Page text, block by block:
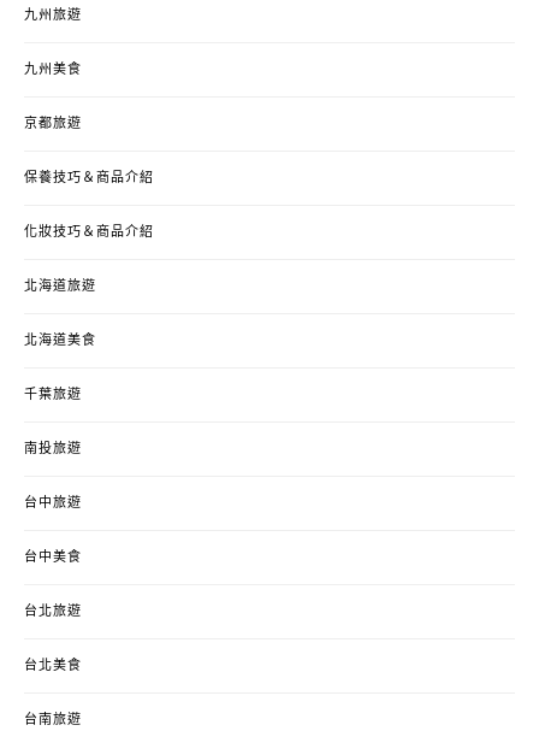
九州旅遊
九州美食
京都旅遊
保養技巧＆商品介紹
化妝技巧＆商品介紹
北海道旅遊
北海道美食
千葉旅遊
南投旅遊
台中旅遊
台中美食
台北旅遊
台北美食
台南旅遊